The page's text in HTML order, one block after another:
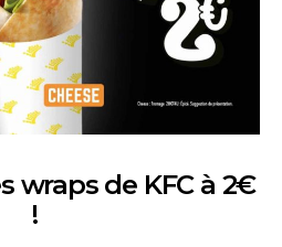
wraps de KFC à 2€
!